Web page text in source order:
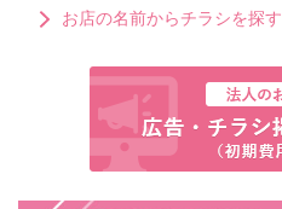
お店の名前からチラシを探す